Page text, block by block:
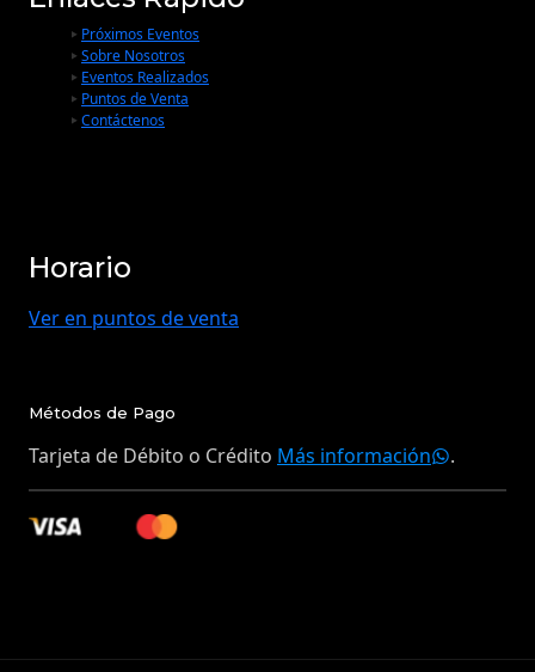
Próximos Eventos
Sobre Nosotros
Eventos Realizados
Puntos de Venta
Contáctenos
Horario
Ver en puntos de venta
Métodos de Pago
Tarjeta de Débito o Crédito Más información .